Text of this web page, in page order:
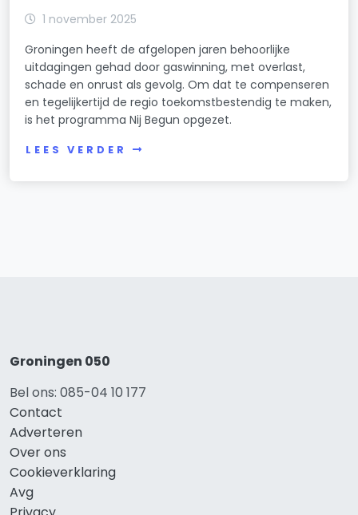
1 november 2025
Groningen heeft de afgelopen jaren behoorlijke
uitdagingen gehad door gaswinning, met overlast,
schade en onrust als gevolg. Om dat te compenseren
en tegelijkertijd de regio toekomstbestendig te maken,
is het programma Nij Begun opgezet.
LEES VERDER
Groningen 050
Bel ons: 085-04 10 177
Contact
Adverteren
Over ons
Cookieverklaring
Avg